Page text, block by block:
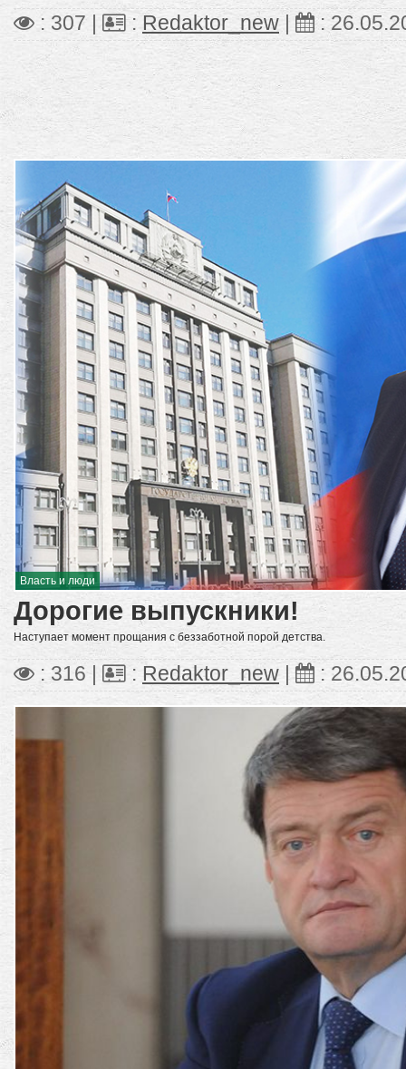
: 307 | : Redaktor_new :
Власть и люди
Дорогие выпускники!
Наступает момент прощания с беззаботной порой детства.
: 316 | : Redaktor_new :